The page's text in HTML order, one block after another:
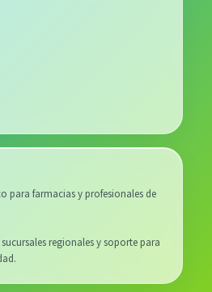
para farmacias y profesionales de
regionales y soporte para